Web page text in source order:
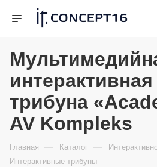
интерактивная
трибуна
AV Kompleks
Главная — Каталог —
Интерактивные трибуны —